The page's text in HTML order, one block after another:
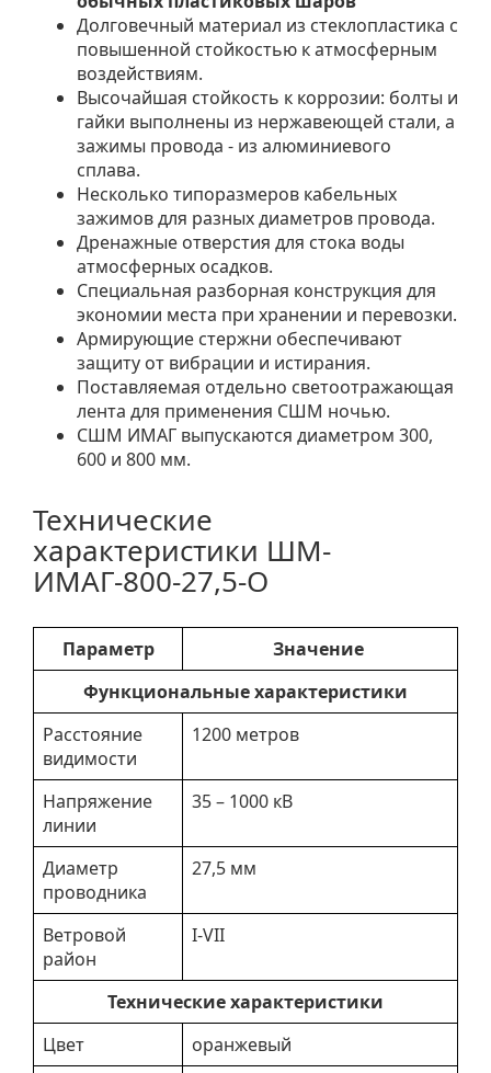
Долговечный материал из стеклопластика с
повышенной стойкостью к атмосферным
воздействиям.
Высочайшая стойкость к коррозии: болты и
гайки выполнены из нержавеющей стали, а
зажимы провода - из алюминиевого
сплава.
Несколько типоразмеров кабельных
зажимов для разных диаметров провода.
Дренажные отверстия для стока воды
атмосферных осадков.
Специальная разборная конструкция для
экономии места при хранении и перевозки.
Армирующие стержни обеспечивают
защиту от вибрации и истирания.
Поставляемая отдельно светоотражающая
лента для применения СШМ ночью.
СШМ ИМАГ выпускаются диаметром 300,
600 и 800 мм.
Технические
характеристики ШМ-
ИМАГ-800-27,5-О
Параметр
Значение
Функциональные характеристики
Расстояние
видимости
1200 метров
Напряжение
линии
35 – 1000 кВ
Диаметр
проводника
27,5 мм
Ветровой
район
I-VII
Технические характеристики
Цвет
оранжевый